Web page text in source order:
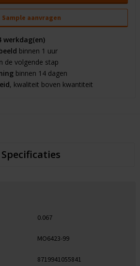
Sample aanvragen
werkdag(en)
binnen 1 uur
de volgende stap
binnen 14 dagen
, kwaliteit boven kwantiteit
Specificaties
0.067
MO6423-99
8719941055841